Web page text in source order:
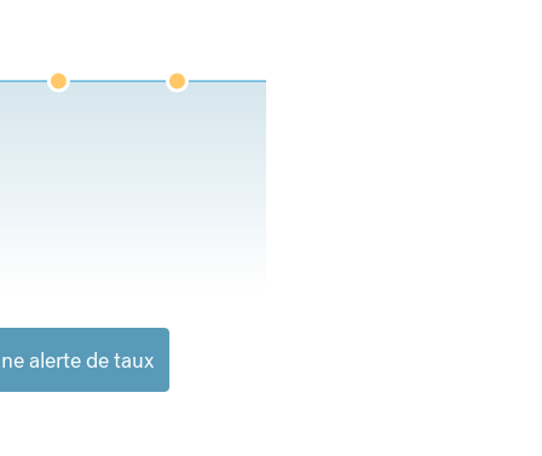
alerte de taux